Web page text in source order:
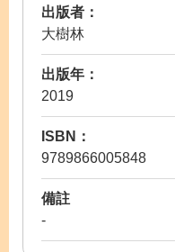
出版者：
大樹林
出版年：
2019
ISBN：
9789866005848
備註
-